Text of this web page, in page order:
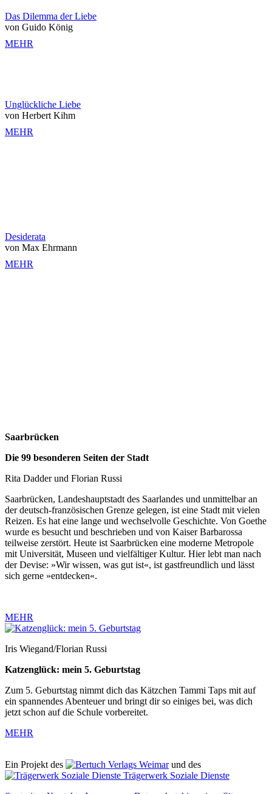
Das Dilemma der Liebe
von Guido König
MEHR
Unglückliche Liebe
von Herbert Kihm
MEHR
Desiderata
von Max Ehrmann
MEHR
Saarbrücken
Die 99 besonderen Seiten der Stadt
Rita Dadder und Florian Russi
Saarbrücken, Landeshauptstadt des Saarlandes und unmittelbar an
der deutsch-französischen Grenze gelegen, ist eine Stadt mit vielen
Reizen. Es hat eine lange und wechselvolle Geschichte. Von Goethe
wurde es besucht und beschrieben und von Kaiser Barbarossa
teilweise zerstört. Heute ist Saarbrücken eine moderne Metropole
mit Universität, Museen und vielfältiger Kultur. Hier lebt man nach
der Devise: »Wir wissen, was gut ist«, ist gastfreundlich und lässt
sich gerne »entdecken«.
MEHR
Iris Wiegand/Florian Russi
Katzenglück: mein 5. Geburtstag
Zum 5. Geburtstag nimmt dich das Kätzchen Tammi Taps mit auf
ein spannendes Abenteuer und bringt dir so einiges bei, was dich
jetzt schon auf die Schule vorbereitet.
MEHR
Ein Projekt des Verlags Weimarund des
Trägerwerk Soziale Dienste